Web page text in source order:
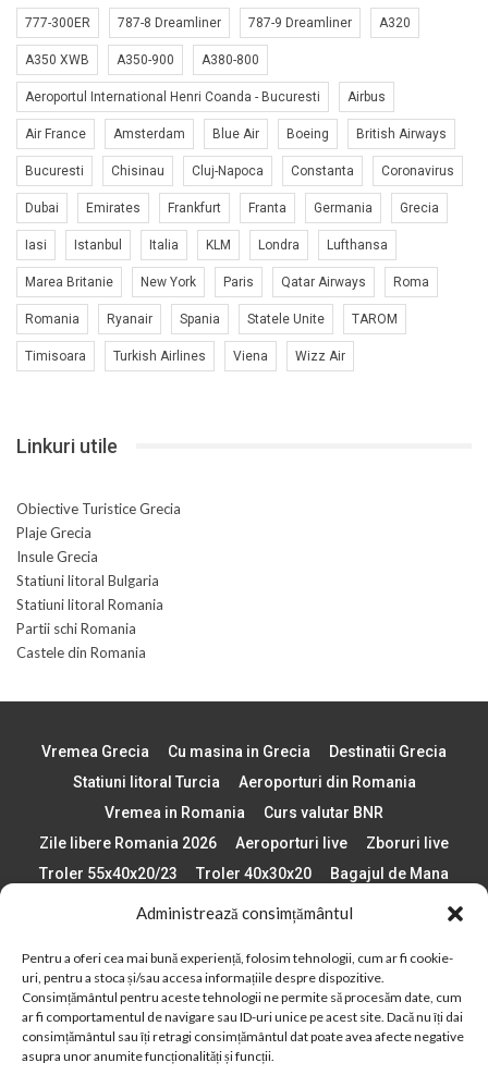
Administrează consimțământul
Pentru a oferi cea mai bună experiență, folosim tehnologii, cum ar fi cookie-
uri, pentru a stoca și/sau accesa informațiile despre dispozitive.
Consimțământul pentru aceste tehnologii ne permite să procesăm date, cum
ar fi comportamentul de navigare sau ID-uri unice pe acest site. Dacă nu îți dai
consimțământul sau îți retragi consimțământul dat poate avea afecte negative
asupra unor anumite funcționalități și funcții.
777-300ER 787-8 Dreamliner 787-9 Dreamliner A320
A350 XWB A350-900 A380-800
Aeroportul International Henri Coanda - Bucuresti Airbus
Air France Amsterdam Blue Air Boeing British Airways
Bucuresti Chisinau Cluj-Napoca Constanta Coronavirus
Dubai Emirates Frankfurt Franta Germania Grecia
Iasi Istanbul Italia KLM Londra Lufthansa
Marea Britanie New York Paris Qatar Airways Roma
Romania Ryanair Spania Statele Unite TAROM
Timisoara Turkish Airlines Viena Wizz Air
Linkuri utile
Obiective Turistice Grecia
Plaje Grecia
Insule Grecia
Statiuni litoral Bulgaria
Statiuni litoral Romania
Partii schi Romania
Castele din Romania
Vremea Grecia Cu masina in Grecia
Destinatii Grecia
Statiuni litoral Turcia
Aeroporturi din Romania
Vremea in Romania
Curs valutar BNR
Zile libere Romania 2026
Aeroporturi live
Zboruri live
Troler 55x40x20/23
Troler 40x30x20
Bagajul de Mana
Paste 2026
Cele mai bune telefoane
Plaje din Europa
Concerte Romania 2025
Asigurare de calatorie
Când se schimba ora în 2026
Calendar Formula 1 sezon 2026
Boarding Pass
Despre AirlinesTravel.ro
Politică cookie-uri (UE)